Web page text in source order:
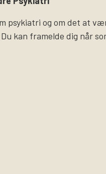
psykiatri og om det at
kan framelde dig når